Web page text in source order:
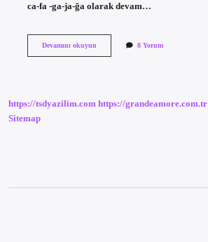
ca-fa -ga-ja-ğa olarak devam…
Devamını okuyunBa
8 Yorum
https://tsdyazilim.com https://grandeamore.com.tr
Sitemap